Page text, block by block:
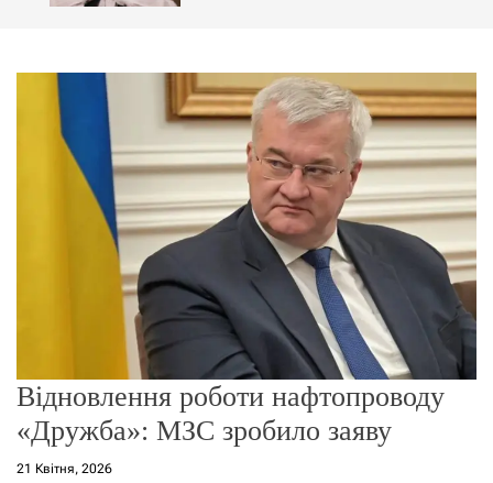
г
о
р
е
ж
и
у
Відновлення роботи нафтопроводу
«Дружба»: МЗС зробило заяву
21 Квітня, 2026